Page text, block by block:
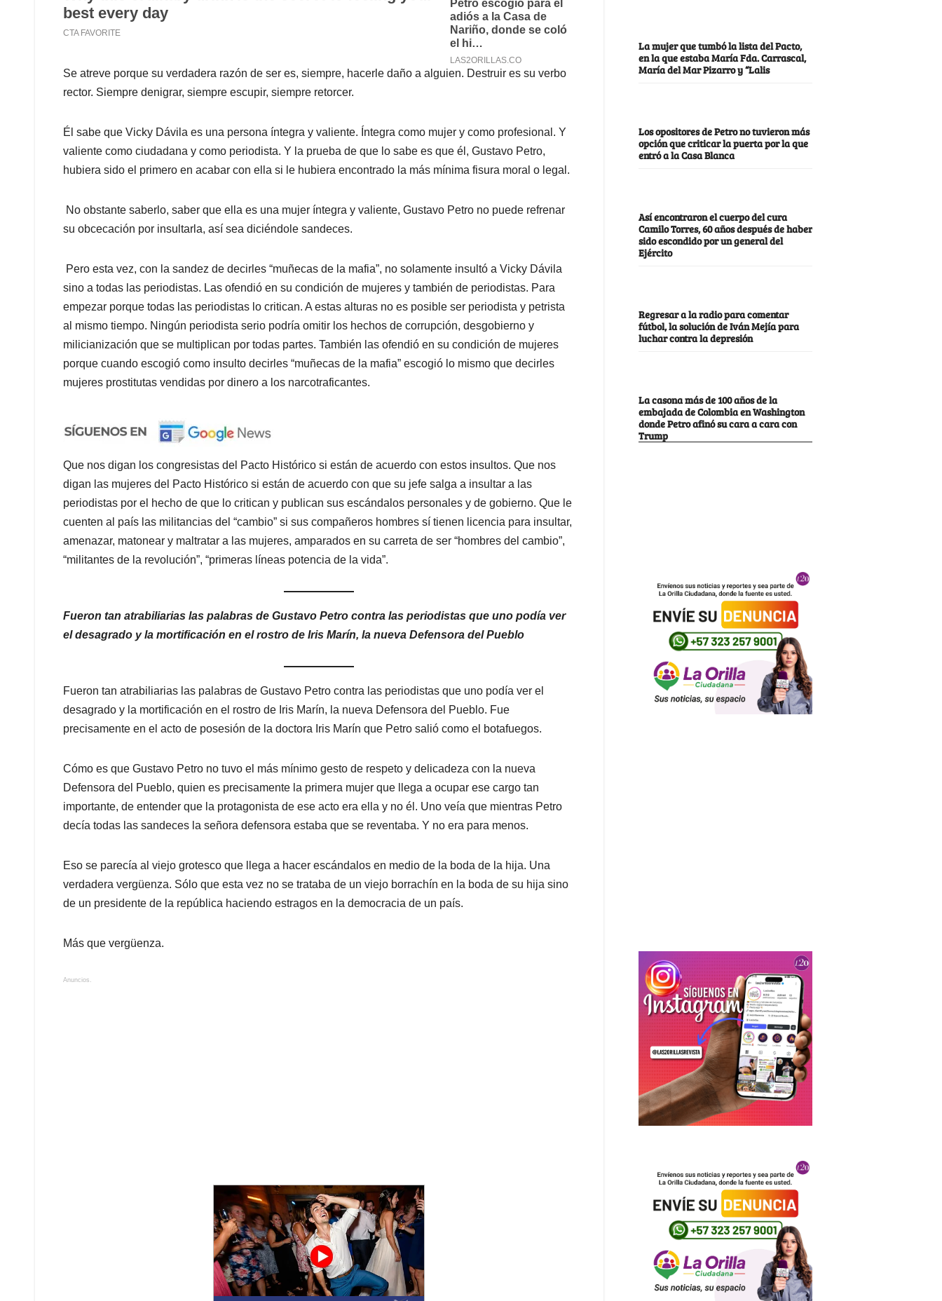
Se atreve porque su verdadera razón de ser es, siempre, hacerle daño a alguien. Destruir es su verbo
rector. Siempre denigrar, siempre escupir, siempre retorcer.
Él sabe que Vicky Dávila es una persona íntegra y valiente. Íntegra como mujer y como profesional. Y
valiente como ciudadana y como periodista. Y la prueba de que lo sabe es que él, Gustavo Petro,
hubiera sido el primero en acabar con ella si le hubiera encontrado la más mínima fisura moral o legal.
No obstante saberlo, saber que ella es una mujer íntegra y valiente, Gustavo Petro no puede refrenar
su obcecación por insultarla, así sea diciéndole sandeces.
Pero esta vez, con la sandez de decirles “muñecas de la mafia”, no solamente insultó a Vicky Dávila
sino a todas las periodistas. Las ofendió en su condición de mujeres y también de periodistas. Para
empezar porque todas las periodistas lo critican. A estas alturas no es posible ser periodista y petrista
al mismo tiempo. Ningún periodista serio podría omitir los hechos de corrupción, desgobierno y
milicianización que se multiplican por todas partes. También las ofendió en su condición de mujeres
porque cuando escogió como insulto decirles “muñecas de la mafia” escogió lo mismo que decirles
mujeres prostitutas vendidas por dinero a los narcotraficantes.
Que nos digan los congresistas del Pacto Histórico si están de acuerdo con estos insultos. Que nos
digan las mujeres del Pacto Histórico si están de acuerdo con que su jefe salga a insultar a las
periodistas por el hecho de que lo critican y publican sus escándalos personales y de gobierno. Que le
cuenten al país las militancias del “cambio” si sus compañeros hombres sí tienen licencia para insultar,
amenazar, matonear y maltratar a las mujeres, amparados en su carreta de ser “hombres del cambio”,
“militantes de la revolución”, “primeras líneas potencia de la vida”.
Fueron tan atrabiliarias las palabras de Gustavo Petro contra las periodistas que uno podía ver
el desagrado y la mortificación en el rostro de Iris Marín, la nueva Defensora del Pueblo
Fueron tan atrabiliarias las palabras de Gustavo Petro contra las periodistas que uno podía ver el
desagrado y la mortificación en el rostro de Iris Marín, la nueva Defensora del Pueblo. Fue
precisamente en el acto de posesión de la doctora Iris Marín que Petro salió como el botafuegos.
Cómo es que Gustavo Petro no tuvo el más mínimo gesto de respeto y delicadeza con la nueva
Defensora del Pueblo, quien es precisamente la primera mujer que llega a ocupar ese cargo tan
importante, de entender que la protagonista de ese acto era ella y no él. Uno veía que mientras Petro
decía todas las sandeces la señora defensora estaba que se reventaba. Y no era para menos.
Eso se parecía al viejo grotesco que llega a hacer escándalos en medio de la boda de la hija. Una
verdadera vergüenza. Sólo que esta vez no se trataba de un viejo borrachín en la boda de su hija sino
de un presidente de la república haciendo estragos en la democracia de un país.
Más que vergüenza.
Anuncios.
La mujer que tumbó la lista del Pacto,
en la que estaba María Fda. Carrascal,
María del Mar Pizarro y “Lalis
Los opositores de Petro no tuvieron más
opción que criticar la puerta por la que
entró a la Casa Blanca
Así encontraron el cuerpo del cura
Camilo Torres, 60 años después de haber
sido escondido por un general del
Ejército
Regresar a la radio para comentar
fútbol, la solución de Iván Mejía para
luchar contra la depresión
La casona más de 100 años de la
embajada de Colombia en Washington
donde Petro afinó su cara a cara con
Trump